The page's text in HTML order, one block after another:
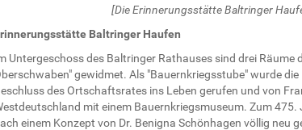
[Die Erinnerungsstätte Baltringer
Baltringer Haufen
Untergeschoss des Baltringer Rathauses sind drei
gewidmet. Als "Bauernkriegsstube" wurde
des Ortschaftsrates ins Leben gerufen und von
mit einem Bauernkriegsmuseum. Zum
einem Konzept von Dr. Benigna Schönhagen völlig neu